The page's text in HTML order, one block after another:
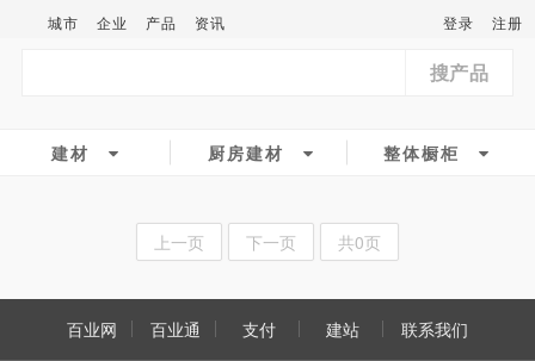
城市 企业 产品 资讯 登录 注册
搜产品
建材 厨房建材 整体橱柜
上一页 下一页 共0页
百业网 百业通 支付 建站 联系我们